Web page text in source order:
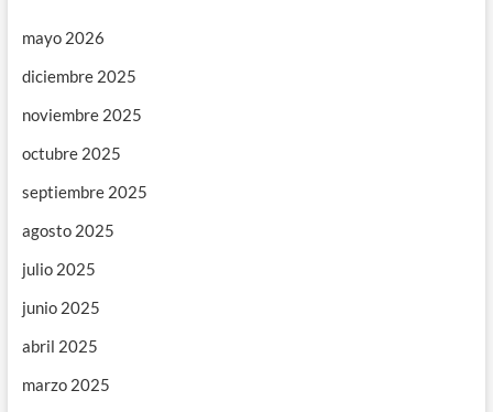
mayo 2026
diciembre 2025
noviembre 2025
octubre 2025
septiembre 2025
agosto 2025
julio 2025
junio 2025
abril 2025
marzo 2025